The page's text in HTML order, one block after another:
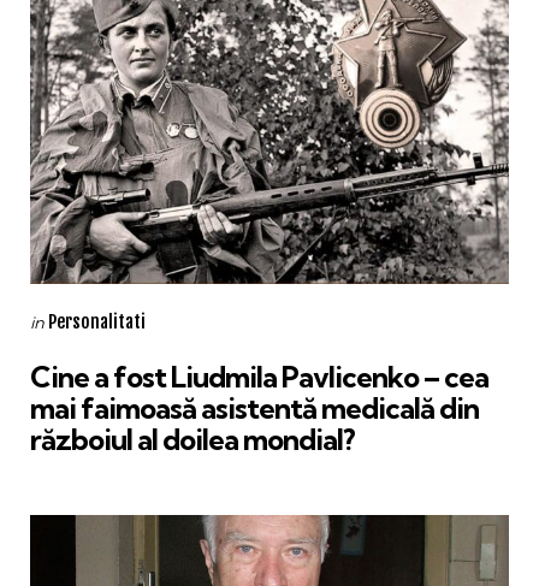
Categories
Posted
in Personalitati
Cine a fost Liudmila Pavlicenko – cea
mai faimoasă asistentă medicală din
războiul al doilea mondial?